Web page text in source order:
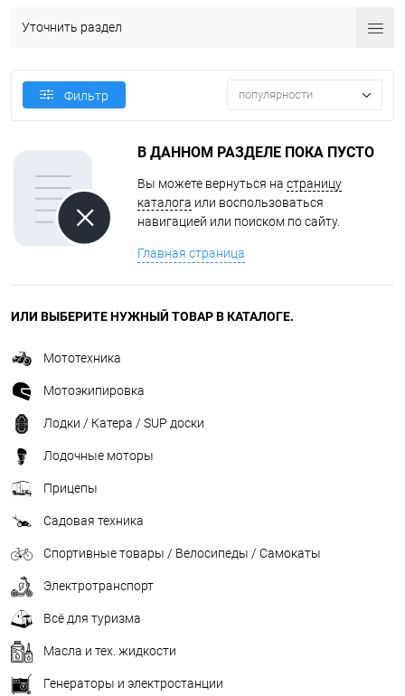
Уточнить раздел
Фильтр популярности
В ДАННОМ РАЗДЕЛЕ ПОКА ПУСТО
Вы можете вернуться на страницу
каталога или воспользоваться
навигацией или поиском по сайту.
Главная страница
ИЛИ ВЫБЕРИТЕ НУЖНЫЙ ТОВАР В КАТАЛОГЕ.
Мототехника
Мотоэкипировка
Лодки / Катера / SUP доски
Лодочные моторы
Прицепы
Садовая техника
Спортивные товары / Велосипеды / Самокаты
Электротранспорт
Всё для туризма
Масла и тех. жидкости
Генераторы и электростанции